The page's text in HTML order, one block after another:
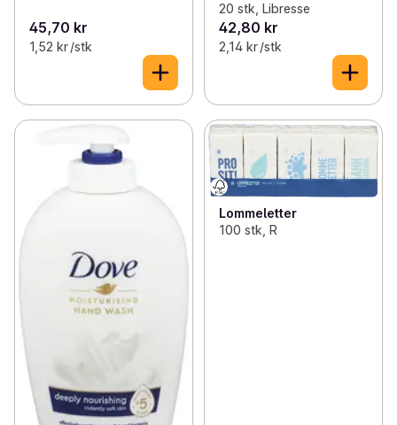
45,70 kr
1,52 kr /stk
20 stk, Libresse
42,80 kr
2,14 kr /stk
Lommeletter
100 stk, R